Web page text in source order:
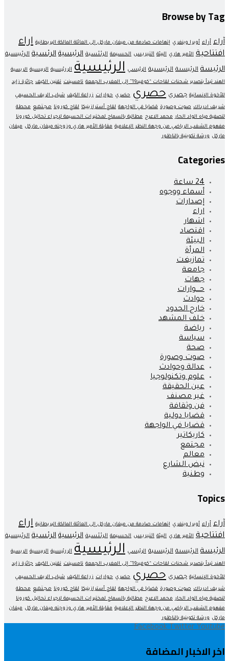
Browse by Tag
آراء أراء أوبرا وينفري إتهامات صادمة من ميغان ماركل إلى العائلة المالكة البريطانية اراء
افتتاحية الأمير هاري البيئة التبريس الحسيمة الرئئسية الرئبسية الرئسية الرئيبسية
الرئيسة الرئيسىة الرئيسىية الرئيسي الرئيسية الررئيسية الرىيسية الريسية
الهند تبدأ بتصدير شحنات لقاحات “كوفيد19” إلى المغرب الجمعة تامسينت تقنين الكيف جائزة زايد
للأخوة الإنسانية جصري حصري حضري حوارات زراعة الكيف شباب الريف الحسيمي
شريف ادرداك صوت وصورة قضايا في الواجهة لقاح أسترازينيكا لقاح كورونا مجتمع محطة
لتصفية مياه الواد الحار محمد الاعرج مطالبة بالسماح لمختبرات الحسيمة لإجراء تحاليل كورونا
مفهوم الشغب الرياضي من وجهة النظر الإعلامية مقابلة الأمير هاري وزوجته ميغان ماركل ميغان
ماركل ورشة تكوينية بالناظور
Categories
24 ساعة
أسماء ووجوه
إصدارات
اراء
اشهار
اقتصاد
البيئة
المرأة
تمازيغت
جامعة
جهات
حــــوارات
حوادث
خارج الحدود
خلف المشهد
رياضة
سياسة
صحة
صوت وصورة
عدالة وحوادث
علوم وتكنولوجيا
عين الحقيقة
غير مصنف
فن وثقافة
قضايا دولية
قضايا في الواجهة
كاريكاتير
مجتمع
معالم
نبض الشارع
وطنية
Topics
آراء أراء أوبرا وينفري إتهامات صادمة من ميغان ماركل إلى العائلة المالكة البريطانية اراء
افتتاحية الأمير هاري البيئة التبريس الحسيمة الرئئسية الرئبسية الرئسية الرئيبسية
الرئيسة الرئيسىة الرئيسىية الرئيسي الرئيسية الررئيسية الرىيسية الريسية
الهند تبدأ بتصدير شحنات لقاحات “كوفيد19” إلى المغرب الجمعة تامسينت تقنين الكيف جائزة زايد
للأخوة الإنسانية جصري حصري حضري حوارات زراعة الكيف شباب الريف الحسيمي
شريف ادرداك صوت وصورة قضايا في الواجهة لقاح أسترازينيكا لقاح كورونا مجتمع محطة
لتصفية مياه الواد الحار محمد الاعرج مطالبة بالسماح لمختبرات الحسيمة لإجراء تحاليل كورونا
مفهوم الشغب الرياضي من وجهة النظر الإعلامية مقابلة الأمير هاري وزوجته ميغان ماركل ميغان
ماركل ورشة تكوينية بالناظور
Facebook Twitter Youtube
اخر الاخبار المضافة